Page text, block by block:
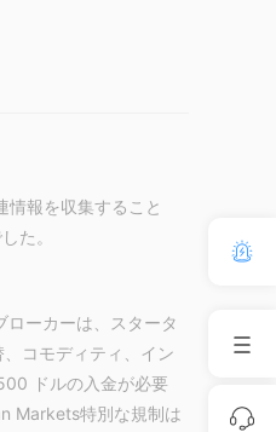
報を収集すること
た。
ーカーは、スタータ
コモディティ、イン
ドルの入金が必要
Markets特別な規制は